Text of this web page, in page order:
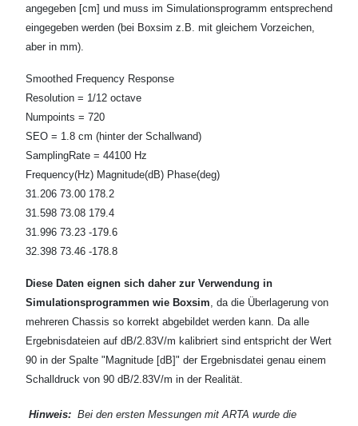
angegeben [cm] und muss im Simulationsprogramm entsprechend
eingegeben werden (bei Boxsim z.B. mit gleichem Vorzeichen,
aber in mm).
Smoothed Frequency Response
Resolution = 1/12 octave
Numpoints = 720
SEO = 1.8 cm (hinter der Schallwand)
SamplingRate = 44100 Hz
Frequency(Hz) Magnitude(dB) Phase(deg)
31.206 73.00 178.2
31.598 73.08 179.4
31.996 73.23 -179.6
32.398 73.46 -178.8
Diese Daten eignen sich daher zur Verwendung in
Simulationsprogrammen wie Boxsim, da die Überlagerung von
mehreren Chassis so korrekt abgebildet werden kann. Da alle
Ergebnisdateien auf dB/2.83V/m kalibriert sind entspricht der Wert
90 in der Spalte "Magnitude [dB]" der Ergebnisdatei genau einem
Schalldruck von 90 dB/2.83V/m in der Realität.
Hinweis: Bei den ersten Messungen mit ARTA wurde die